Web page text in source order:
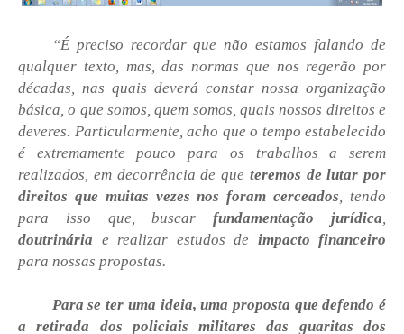
“É preciso recordar que não estamos falando de
qualquer texto, mas, das normas que nos regerão por
décadas, nas quais deverá constar nossa organização
básica, o que somos, quem somos, quais nossos direitos e
deveres. Particularmente, acho que o tempo estabelecido
é extremamente pouco para os trabalhos a serem
realizados, em decorrência de que teremos de lutar por
direitos que muitas vezes nos foram cerceados, tendo
para isso que, buscarfundamentação jurídica,
doutrinária e realizar estudos de impacto financeiro
para nossas propostas.
Para se ter uma ideia, uma proposta que defendo é
a retirada dos policiais militares das guaritas dos